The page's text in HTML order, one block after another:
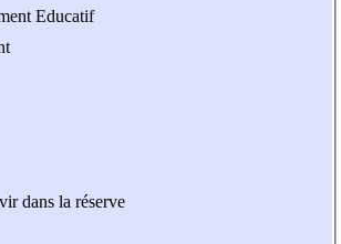
Educatif
dans la réserve